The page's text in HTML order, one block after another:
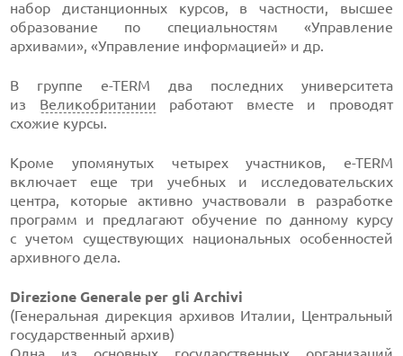
набор дистанционных курсов, в частности, высшее
образование по специальностям «Управление
архивами», «Управление информацией» и др.
В группе e-TERM два последних университета
из Великобритании работают вместе и проводят
схожие курсы.
Кроме упомянутых четырех участников, e-TERM
включает еще три учебных и исследовательских
центра, которые активно участвовали в разработке
программ и предлагают обучение по данному курсу
с учетом существующих национальных особенностей
архивного дела.
Direzione Generale per gli Archivi
(Генеральная дирекция архивов Италии, Центральный
государственный архив)